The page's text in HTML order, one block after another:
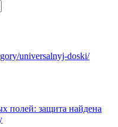
universalnyj-doski/
полей: защита найдена